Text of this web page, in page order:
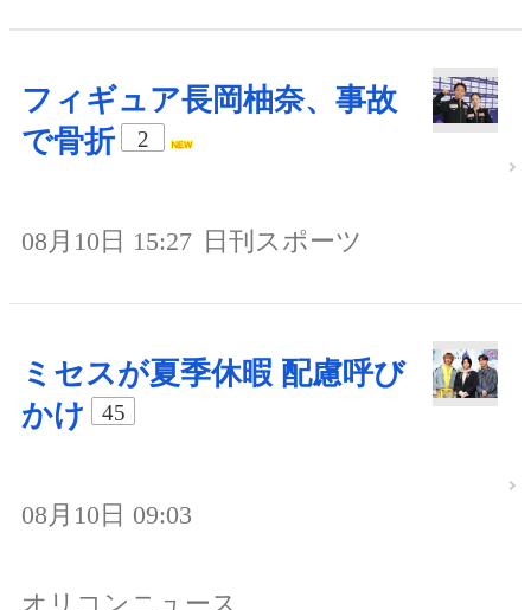
フィギュア長岡柚奈、事故
で骨折
2
08月10日 15:27 日刊スポーツ
ミセスが夏季休暇 配慮呼び
かけ
45
08月10日 09:03
オリコンニュース